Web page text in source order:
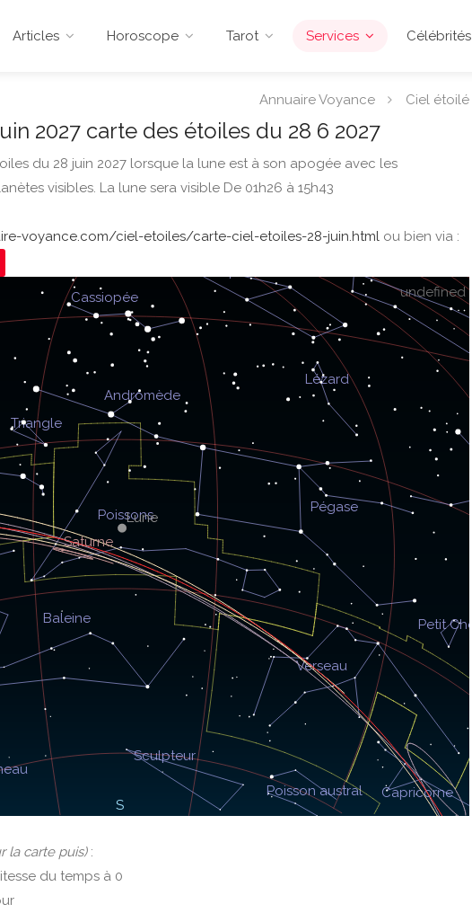
Articles Horoscope Tarot Services Célébrités
Annuaire Voyance Ciel étoilé
2027 carte des étoiles du 28 6 2027
du 28 juin 2027 lorsque la lune est à son apogée avec les
visibles. La lune sera visible De 01h26 à 15h43
voyance.com/ciel-etoiles/carte-ciel-etoiles-28-juin.html ou bien via :
undefined
la carte puis):
du temps à 0